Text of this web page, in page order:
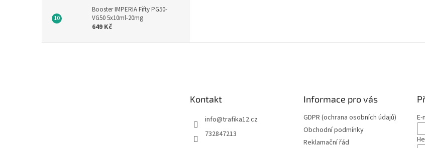
Booster IMPERIA Fifty PG50-
VG50 5x10ml-20mg
649 Kč
Kontakt
info@trafika12.cz
732847213
Informace pro vás
GDPR (ochrana osobních údajů)
Obchodní podmínky
Reklamační řád
E-